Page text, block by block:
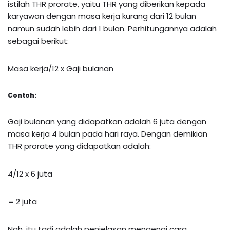
istilah THR prorate, yaitu THR yang diberikan kepada
karyawan dengan masa kerja kurang dari 12 bulan
namun sudah lebih dari 1 bulan. Perhitungannya adalah
sebagai berikut:
Masa kerja/12 x Gaji bulanan
Contoh:
Gaji bulanan yang didapatkan adalah 6 juta dengan
masa kerja 4 bulan pada hari raya. Dengan demikian
THR prorate yang didapatkan adalah:
4/12 x 6 juta
= 2 juta